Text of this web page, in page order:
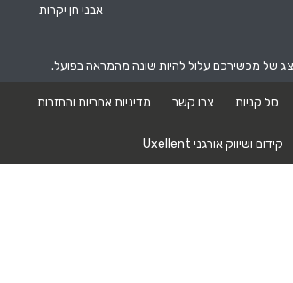
אבני חן יקרות
של מכשירכם עלול להיות שונה מהמראה בפועל.
סל קניות צרו קשר מדיניות אחריות והחזרות
קידום ושיווק אורגני Uxellent